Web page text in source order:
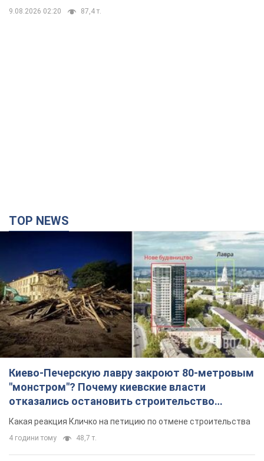
9.08.2026 02:20 87,4 т.
TOP NEWS
Киево-Печерскую лавру закроют 80-метровым
"монстром"? Почему киевские власти
отказались остановить строительство
небоскреба "московского верующего"
Какая реакция Кличко на петицию по отмене строительства
4 години тому 48,7 т.